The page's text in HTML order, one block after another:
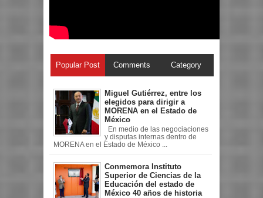
Popular Post Comments Category
Miguel Gutiérrez, entre los
elegidos para dirigir a
MORENA en el Estado de
México
En medio de las negociaciones
y disputas internas dentro de
MORENA en el Estado de México ...
Conmemora Instituto
Superior de Ciencias de la
Educación del estado de
México 40 años de historia